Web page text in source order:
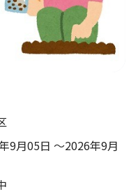
9月05日 ～2026年9月